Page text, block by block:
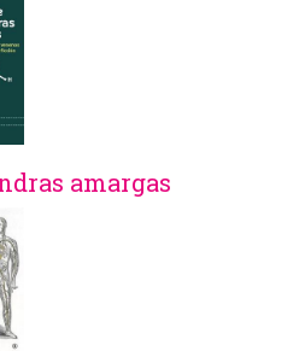
amargas